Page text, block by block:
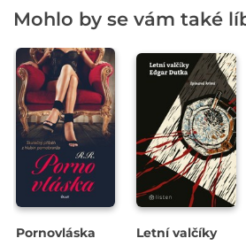
Mohlo by se vám také
Pornovláska Letní valčíky